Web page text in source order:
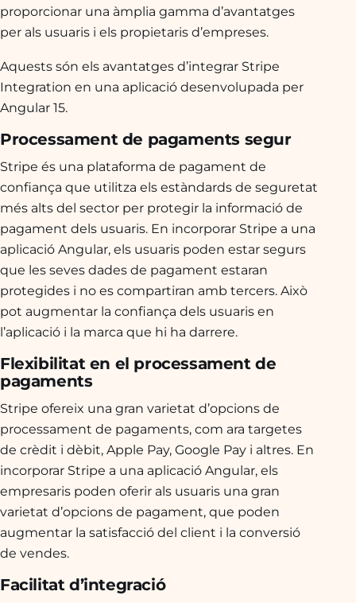
proporcionar una àmplia gamma d’avantatges
per als usuaris i els propietaris d’empreses.
Aquests són els avantatges d’integrar Stripe
Integration en una aplicació desenvolupada per
Angular 15.
Processament de pagaments segur
Stripe és una plataforma de pagament de
confiança que utilitza els estàndards de seguretat
més alts del sector per protegir la informació de
pagament dels usuaris. En incorporar Stripe a una
aplicació Angular, els usuaris poden estar segurs
que les seves dades de pagament estaran
protegides i no es compartiran amb tercers. Això
pot augmentar la confiança dels usuaris en
l’aplicació i la marca que hi ha darrere.
Flexibilitat en el processament de
pagaments
Stripe ofereix una gran varietat d’opcions de
processament de pagaments, com ara targetes
de crèdit i dèbit, Apple Pay, Google Pay i altres. En
incorporar Stripe a una aplicació Angular, els
empresaris poden oferir als usuaris una gran
varietat d’opcions de pagament, que poden
augmentar la satisfacció del client i la conversió
de vendes.
Facilitat d’integració